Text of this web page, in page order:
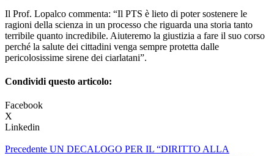
Il Prof. Lopalco commenta: “Il PTS è lieto di poter sostenere le
ragioni della scienza in un processo che riguarda una storia tanto
terribile quanto incredibile. Aiuteremo la giustizia a fare il suo corso
perché la salute dei cittadini venga sempre protetta dalle
pericolosissime sirene dei ciarlatani”.
Condividi questo articolo:
Facebook
X
Linkedin
Precedente UN DECALOGO PER IL “DIRITTO ALLA